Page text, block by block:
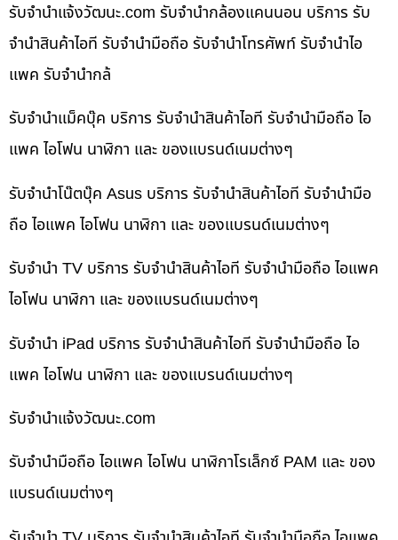
รับจํานําแจ้งวัฒนะ.com รับจำนำกล้องแคนนอน บริการ รับ
จำนำสินค้าไอที รับจำนำมือถือ รับจำนำโทรศัพท์ รับจำนำไอ
แพค รับจำนำกล้
รับจำนำแม็คบุ๊ค บริการ รับจำนำสินค้าไอที รับจำนำมือถือ ไอ
แพค ไอโฟน นาฬิกา และ ของแบรนด์เนมต่างๆ
รับจำนำโน๊ตบุ๊ค Asus บริการ รับจำนำสินค้าไอที รับจำนำมือ
ถือ ไอแพค ไอโฟน นาฬิกา และ ของแบรนด์เนมต่างๆ
รับจำนำ TV บริการ รับจำนำสินค้าไอที รับจำนำมือถือ ไอแพค
ไอโฟน นาฬิกา และ ของแบรนด์เนมต่างๆ
รับจำนำ iPad บริการ รับจำนำสินค้าไอที รับจำนำมือถือ ไอ
แพค ไอโฟน นาฬิกา และ ของแบรนด์เนมต่างๆ
รับจํานําแจ้งวัฒนะ.com
รับจำนำมือถือ ไอแพค ไอโฟน นาฬิกาโรเล็กซ์ PAM และ ของ
แบรนด์เนมต่างๆ